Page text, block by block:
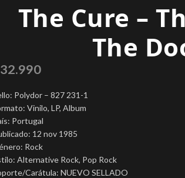
The Cure –
The
32.990
Polydor – 827 231-1
Vinilo, LP, Album
Portugal
12 nov 1985
Rock
Alternative Rock, Pop Rock
Carátula: NUEVO SELLADO